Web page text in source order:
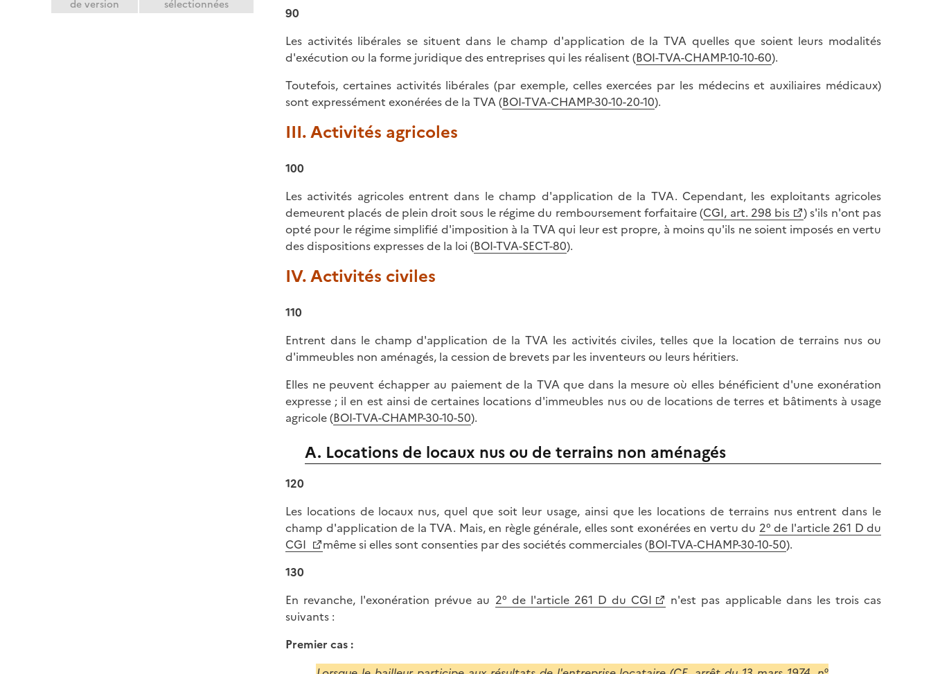
de version sélectionnées
90
Les activités libérales se situent dans le champ d'application de la TVA quelles que soient leurs modalités
d'exécution ou la forme juridique des entreprises qui les réalisent (BOI-TVA-CHAMP-10-10-60).
Toutefois, certaines activités libérales (par exemple, celles exercées par les médecins et auxiliaires médicaux)
sont expressément exonérées de la TVA (BOI-TVA-CHAMP-30-10-20-10).
III. Activités agricoles
100
Les activités agricoles entrent dans le champ d'application de la TVA. Cependant, les exploitants agricoles
demeurent placés de plein droit sous le régime du remboursement forfaitaire (CGI, art. 298 bis
) s'ils n'ont pas
opté pour le régime simplifié d'imposition à la TVA qui leur est propre, à moins qu'ils ne soient imposés en vertu
des dispositions expresses de la loi (BOI-TVA-SECT-80).
IV. Activités civiles
110
Entrent dans le champ d'application de la TVA les activités civiles, telles que la location de terrains nus ou
d'immeubles non aménagés, la cession de brevets par les inventeurs ou leurs héritiers.
Elles ne peuvent échapper au paiement de la TVA que dans la mesure où elles bénéficient d'une exonération
expresse ; il en est ainsi de certaines locations d'immeubles nus ou de locations de terres et bâtiments à usage
agricole (BOI-TVA-CHAMP-30-10-50).
A. Locations de locaux nus ou de terrains non aménagés
120
Les locations de locaux nus, quel que soit leur usage, ainsi que les locations de terrains nus entrent dans le
champ d'application de la TVA. Mais, en règle générale, elles sont exonérées en vertu du 2° de l'article 261 D du
CGI
même si elles sont consenties par des sociétés commerciales (BOI-TVA-CHAMP-30-10-50).
130
En revanche, l'exonération prévue au 2° de l'article 261 D du CGI
n'est pas applicable dans les trois cas
suivants :
Premier cas :